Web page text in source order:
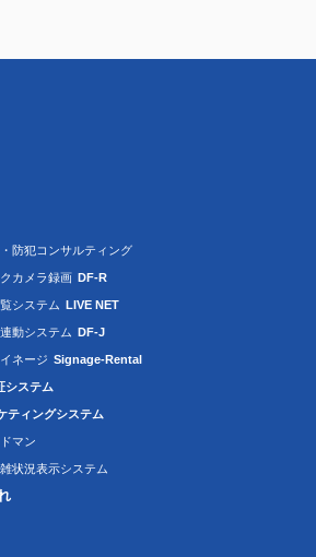
防犯コンサルティング
カメラ録画 DF-R
システム LIVE NET
動システム DF-J
ネージ Signage-Rental
システム
ティングシステム
マン
状況表示システム